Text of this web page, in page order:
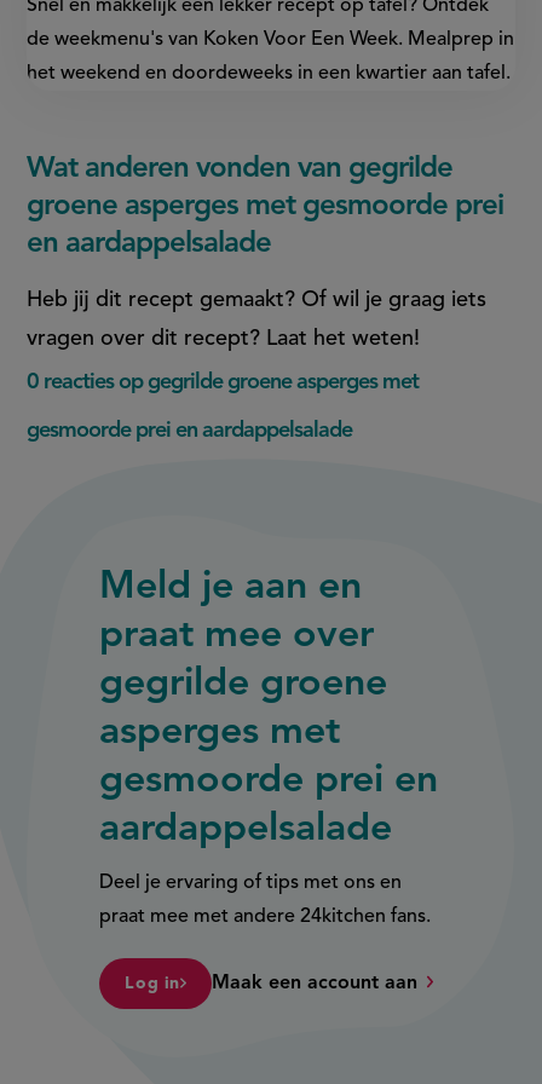
Snel en makkelijk een lekker recept op tafel? Ontdek
de weekmenu's van Koken Voor Een Week. Mealprep in
het weekend en doordeweeks in een kwartier aan tafel.
Wat anderen vonden van gegrilde
groene asperges met gesmoorde prei
en aardappelsalade
Heb jij dit recept gemaakt? Of wil je graag iets
vragen over dit recept? Laat het weten!
0 reacties op gegrilde groene asperges met
gesmoorde prei en aardappelsalade
Meld je aan en
praat mee over
gegrilde groene
asperges met
gesmoorde prei en
aardappelsalade
Deel je ervaring of tips met ons en
praat mee met andere 24kitchen fans.
Log in Maak een account aan